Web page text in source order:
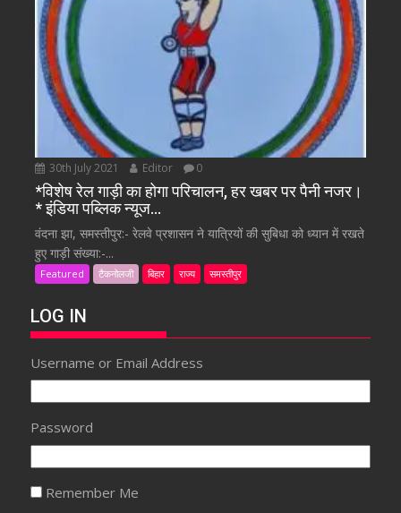
30th July 2021 Editor 0
*विशेष रेल गाड़ी का होगा परिचालन, हर खबर पर पैनी नजर।
* इंडिया पब्लिक न्यूज…
वंदना झा, समस्तीपुर:- रेलवे प्रशासन ने यात्रियों की सुबिधा को ध्यान में रखते
हुए गाड़ी संख्या:-...
Featured टैकनोलजी बिहार राज्य समस्तीपुर
LOG IN
Username or Email Address
Password
Remember Me